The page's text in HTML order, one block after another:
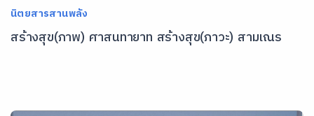
นิตยสารสานพลัง
สร้างสุข(ภาพ) ศาสนทายาท สร้างสุข(ภาวะ) สามเณร